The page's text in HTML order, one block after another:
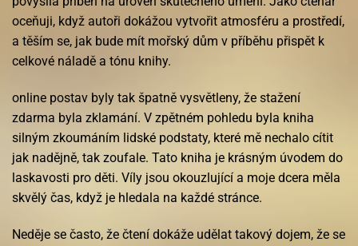
oceňuji, když autoři dokážou vytvořit atmosféru a prostředí,
a těším se, jak bude mít mořský dům v příběhu přispět k
celkové náladě a tónu knihy.
online postav byly tak špatně vysvětleny, že stažení
zdarma​ byla zklamání. V zpětném pohledu byla kniha
silným zkoumáním lidské podstaty, které mě nechalo cítit
jak nadějně, tak zoufale. Tato kniha je krásným úvodem do
laskavosti pro děti. Víly jsou okouzlující a moje dcera měla
skvělý čas, když je hledala na každé stránce.
Neděje se často, že čtení dokáže udělat takový dojem, že se